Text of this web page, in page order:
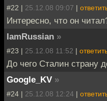
#22 | 25.12.08 09:07 |
Интересно, что он
IamRussian »
#23 | 25.12.08 11:52 |
До чего Сталин страну
Google_KV »
#24 | 25.12.08 12:24 |